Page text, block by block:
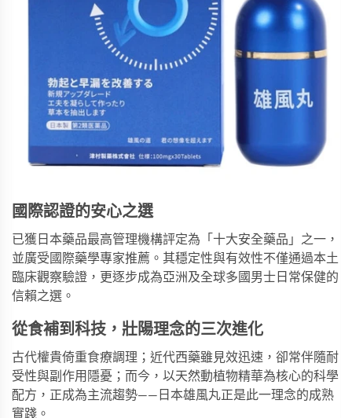
國際認證的安心之選
已獲日本藥品最高管理機構評定為「十大安全藥品」之一，
並廣受國際藥學專家推薦。其穩定性與有效性不僅通過本土
臨床觀察驗證，更逐步成為亞洲及全球多國男士日常保健的
信賴之選。
從食補到科技，壯陽理念的三次進化
古代權貴倚重食療調理；近代西藥雖見效迅速，卻常伴隨耐
受性與副作用隱憂；而今，以天然動植物精華為核心的科學
配方，正成為主流趨勢—— 日本雄風丸正是此一理念的成熟
實踐。